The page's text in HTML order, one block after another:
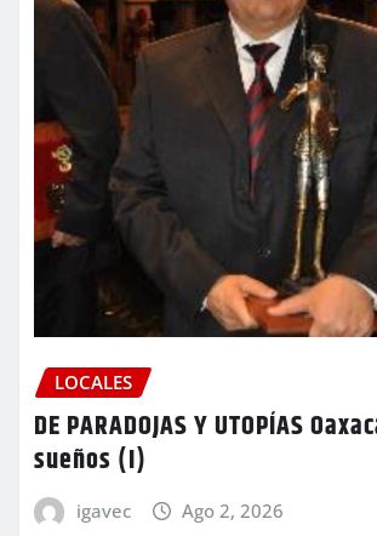
LOCALES
DE PARADOJAS Y UTOPÍAS
sueños (I)
igavec Ago 2, 2026